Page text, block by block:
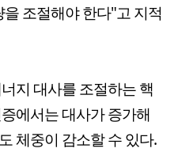
조절해야 한다"고 지적
지 대사를 조절하는 핵
에서는 대사가 증가해
체중이 감소할 수 있다.